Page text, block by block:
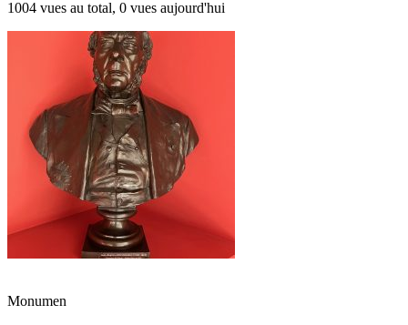
1004 vues au total, 0 vues aujourd'hui
Monumen